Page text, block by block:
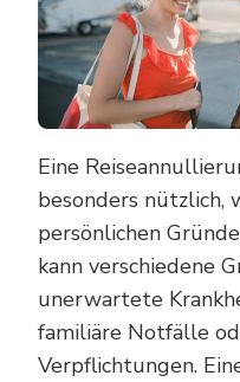
Eine
besonders nützlich,
persönlichen
kann verschiedene
unerwartete
familiäre Notfälle
Verpflichtungen.